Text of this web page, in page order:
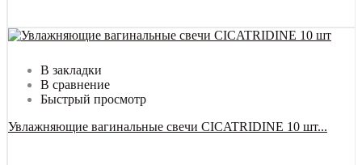
В закладки
В сравнение
Быстрый просмотр
Увлажняющие вагинальные свечи CICATRIDINE 10 шт...